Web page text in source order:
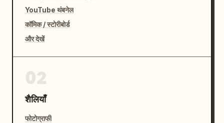
YouTube थंबनेल
कॉमिक / स्टोरीबोर्ड
और देखें
शैलियाँ
फोटोग्राफी